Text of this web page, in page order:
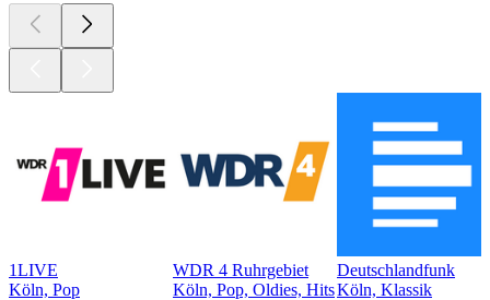
1LIVE
Köln, Pop
WDR 4 Ruhrgebiet
Köln, Pop, Oldies, Hits
Deutschlandfunk
Köln, Klassik